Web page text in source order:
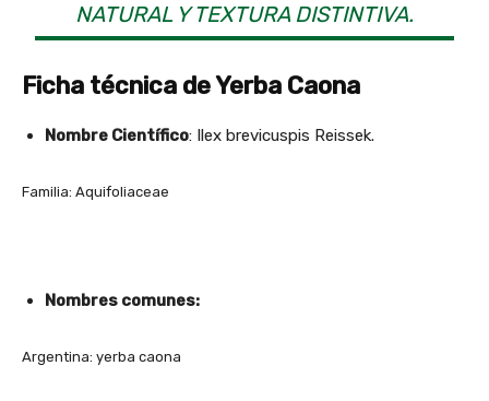
NATURAL Y TEXTURA DISTINTIVA.
Ficha técnica de Yerba Caona
Nombre Científico: Ilex brevicuspis Reissek.
Familia: Aquifoliaceae
Nombres comunes:
Argentina: yerba caona